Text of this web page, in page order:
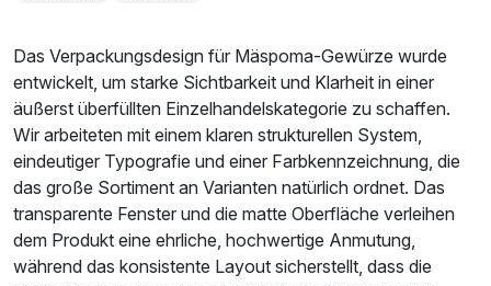
Das Verpackungsdesign für Mäspoma-Gewürze wurde
entwickelt, um starke Sichtbarkeit und Klarheit in einer
äußerst überfüllten Einzelhandelskategorie zu schaffen.
Wir arbeiteten mit einem klaren strukturellen System,
eindeutiger Typografie und einer Farbkennzeichnung, die
das große Sortiment an Varianten natürlich ordnet. Das
transparente Fenster und die matte Oberfläche verleihen
dem Produkt eine ehrliche, hochwertige Anmutung,
während das konsistente Layout sicherstellt, dass die